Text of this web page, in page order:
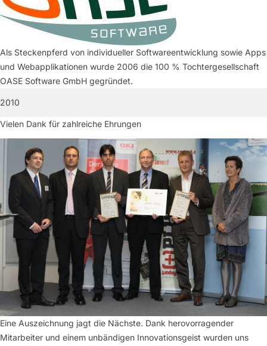
Als Steckenpferd von individueller Softwareentwicklung sowie Apps
und Webapplikationen wurde 2006 die 100 % Tochtergesellschaft
OASE Software GmbH gegründet.
2010
Vielen Dank für zahlreiche Ehrungen
Eine Auszeichnung jagt die Nächste. Dank herovorragender
Mitarbeiter und einem unbändigen Innovationsgeist wurden uns